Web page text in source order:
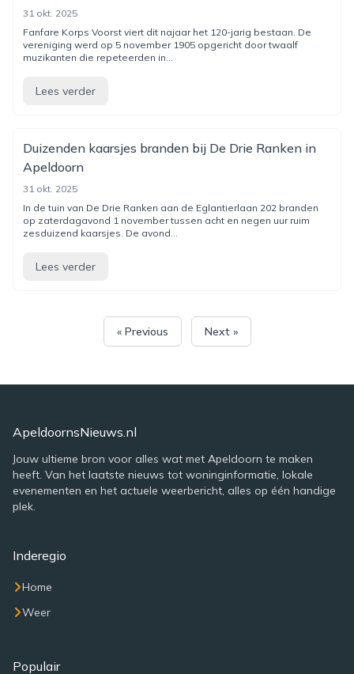
31 okt. 2025
Fanfare Korps Voorst viert dit najaar het 120-jarig bestaan. De
vereniging werd op 5 november 1905 opgericht door twaalf
muzikanten die repeteerden in...
Lees verder
Duizenden kaarsjes branden bij De Drie Ranken in
Apeldoorn
31 okt. 2025
In de tuin van De Drie Ranken aan de Eglantierlaan 202 branden
op zaterdagavond 1 november tussen acht en negen uur ruim
zesduizend kaarsjes. De avond...
Lees verder
« Previous Next »
ApeldoornsNieuws.nl
Jouw ultieme bron voor alles wat met Apeldoorn te maken
heeft. Van het laatste nieuws tot woninginformatie, lokale
evenementen en het actuele weerbericht, alles op één handige
plek.
Inderegio
Home
Weer
Populair